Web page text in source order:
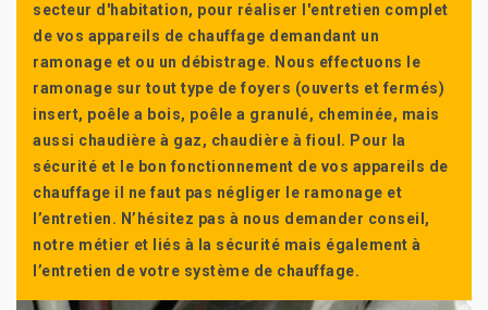
secteur d'habitation, pour réaliser l'entretien complet
de vos appareils de chauffage demandant un
ramonage et ou un débistrage. Nous effectuons le
ramonage sur tout type de foyers (ouverts et fermés)
insert, poêle a bois, poêle a granulé, cheminée, mais
aussi chaudière à gaz, chaudière à fioul. Pour la
sécurité et le bon fonctionnement de vos appareils de
chauffage il ne faut pas négliger le ramonage et
l’entretien. N’hésitez pas à nous demander conseil,
notre métier et liés à la sécurité mais également à
l’entretien de votre système de chauffage.